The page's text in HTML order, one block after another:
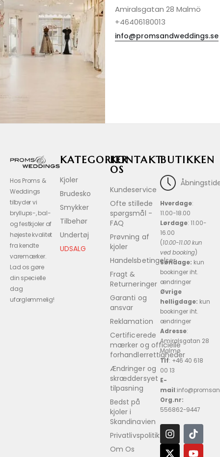
Amiralsgatan 28 Malmö
+46406180013
info@promsandweddings.se
Hos Proms &
Weddings
tilbyder vi
bryllups-, bal-
og festkjoler af
højeste kvalitet
fra kendte
varemærker.
Lad os gøre
din specielle
dag
uforglemmelig!
BUTIKKEN
Hverdage:
11.00-18.00
Lørdage: 11.00-
16.00
(10.00-11.00 kun
ved booking)
Søndage: kun
bookinger iht.
ændringer
Øvrige
helligdage: kun
bookinger iht.
ændringer
Adresse:
Amiralsgatan 28
Malmø
Tlf: +46 40 618
00 13
E-
mail
Org.nr:
556862-9447
KONTAKT
OS
Kundeservice
Ofte stillede
spørgsmål -
FAQ
Prøvning af
kjoler
Handelsbetingelser
Fragt &
Returneringer
Garanti og
ansvar
Reklamation
Certificerede
mærker og officielle
forhandlerrettigheder
Ændringer og
skræddersyet
tilpasning
Bedst på
kjoler i
Skandinavien
Privatlivspolitik
Om Os
KATEGORIER
Kjoler
Brudesko
Smykker
Tilbehør
Undertøj
UDSALG